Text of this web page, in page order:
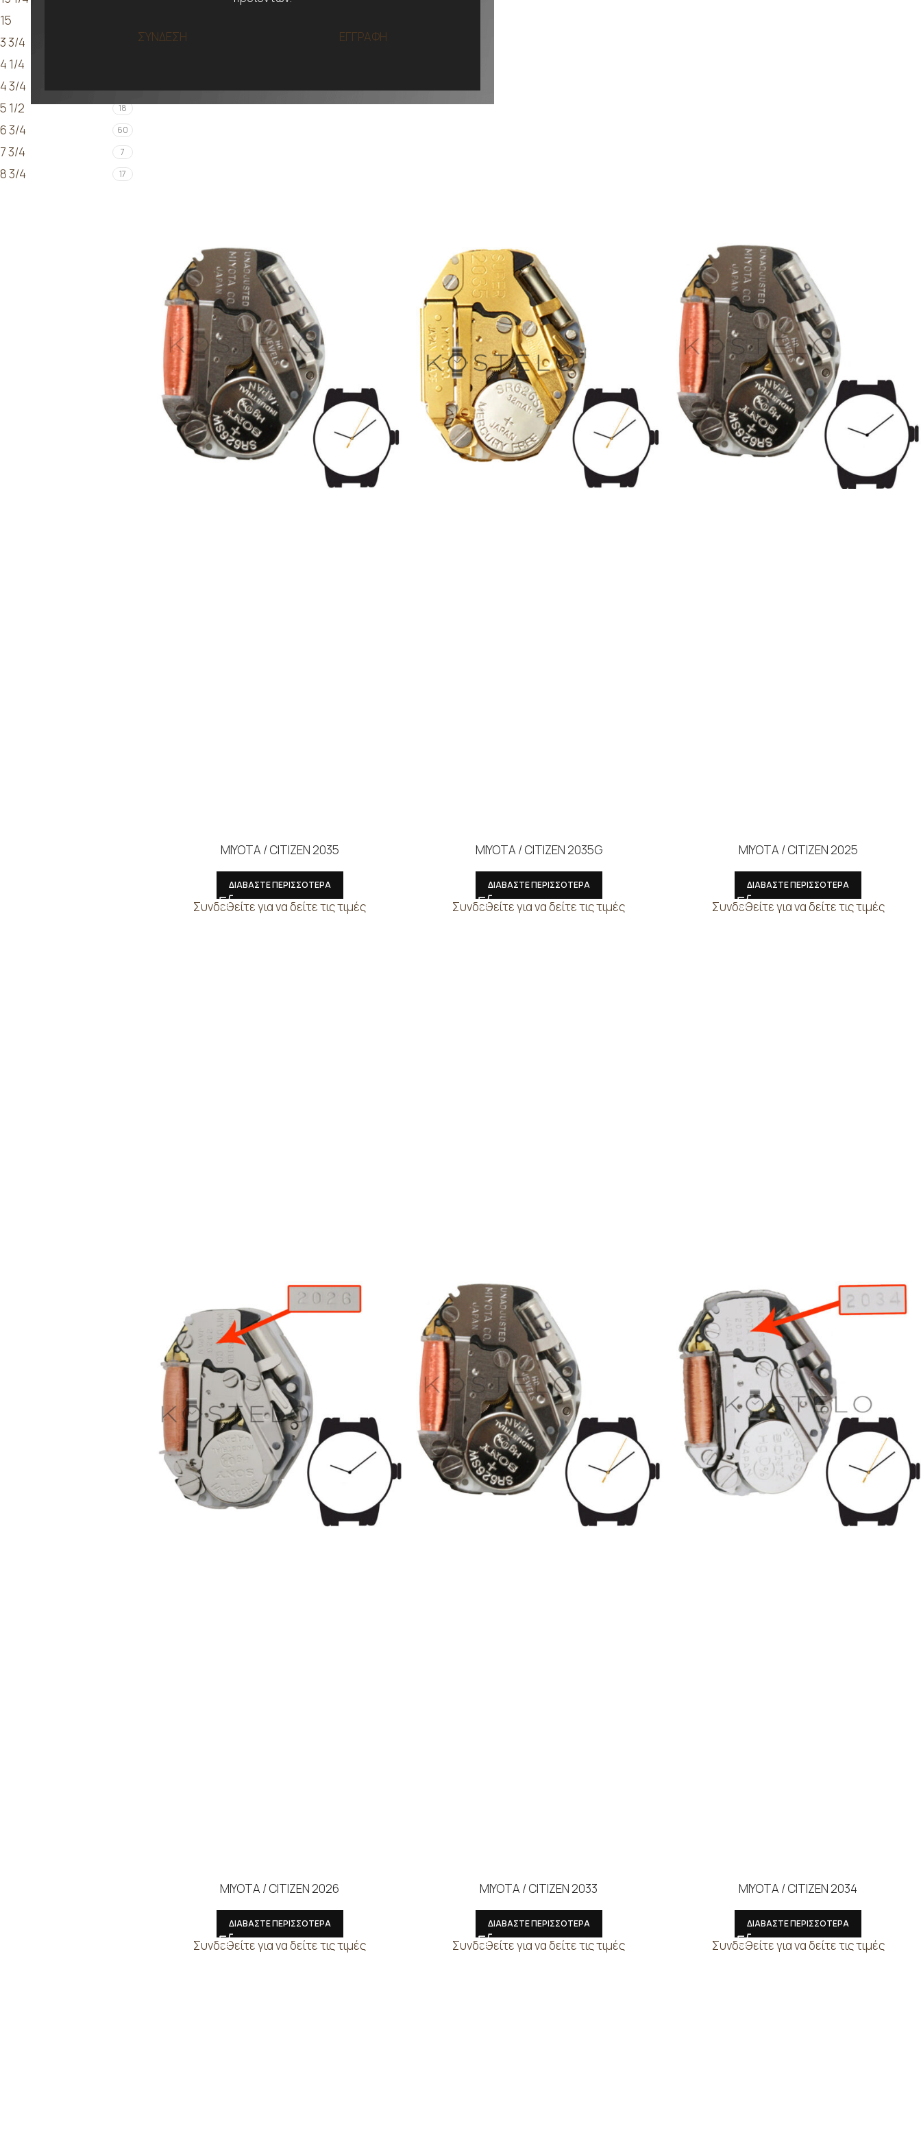
ΣΥΝΔΕΣΗ ΕΓΓΡΑΦΗ
15
3 3/4
4 1/4
4 3/4
5 1/2 18
6 3/4 60
7 3/4 7
8 3/4 17
MIYOTA / CITIZEN 2035
ΔΙΑΒΑΣΤΕ ΠΕΡΙΣΣΟΤΕΡΑ
Συνδεθείτε για να δείτε τις τιμές
MIYOTA / CITIZEN 2035G
ΔΙΑΒΑΣΤΕ ΠΕΡΙΣΣΟΤΕΡΑ
Συνδεθείτε για να δείτε τις τιμές
MIYOTA / CITIZEN 2025
ΔΙΑΒΑΣΤΕ ΠΕΡΙΣΣΟΤΕΡΑ
Συνδεθείτε για να δείτε τις τιμές
MIYOTA / CITIZEN 2026
ΔΙΑΒΑΣΤΕ ΠΕΡΙΣΣΟΤΕΡΑ
Συνδεθείτε για να δείτε τις τιμές
MIYOTA / CITIZEN 2033
ΔΙΑΒΑΣΤΕ ΠΕΡΙΣΣΟΤΕΡΑ
Συνδεθείτε για να δείτε τις τιμές
MIYOTA / CITIZEN 2034
ΔΙΑΒΑΣΤΕ ΠΕΡΙΣΣΟΤΕΡΑ
Συνδεθείτε για να δείτε τις τιμές